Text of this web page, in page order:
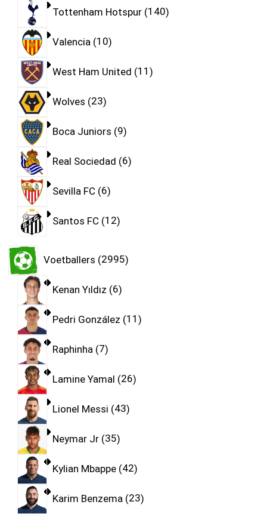
Tottenham Hotspur 140
Valencia 10
West Ham United 11
Wolves 23
Boca Juniors 9
Real Sociedad 6
Sevilla FC 6
Santos FC 12
Voetballers 2995
Kenan Yıldız 6
Pedri González 11
Raphinha 7
Lamine Yamal 26
Lionel Messi 43
Neymar Jr 35
Kylian Mbappe 42
Karim Benzema 23